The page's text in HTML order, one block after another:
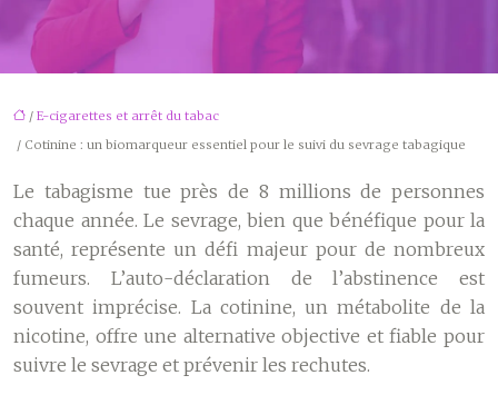
/ E-cigarettes et arrêt du tabac
/ Cotinine : un biomarqueur essentiel pour le suivi du sevrage tabagique
Le tabagisme tue près de 8 millions de personnes
chaque année. Le sevrage, bien que bénéfique pour la
santé, représente un défi majeur pour de nombreux
fumeurs. L’auto-déclaration de l’abstinence est
souvent imprécise. La cotinine, un métabolite de la
nicotine, offre une alternative objective et fiable pour
suivre le sevrage et prévenir les rechutes.